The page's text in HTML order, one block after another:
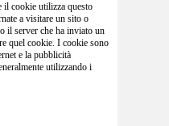
il cookie utilizza questo
a visitare un sito o
il server che ha inviato un
quel cookie. I cookie sono
e la pubblicità
utilizzando i